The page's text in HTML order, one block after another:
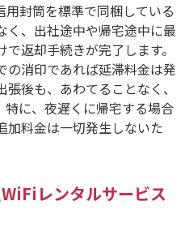
用封筒を標準で同梱している
く、出社途中や帰宅途中に最
返却手続きが完了します。
の消印であれば延滞料金は発
後も、あわてることなく、
に、夜遅くに帰宅する場合
加料金は一切発生しないた
レンタルサービス